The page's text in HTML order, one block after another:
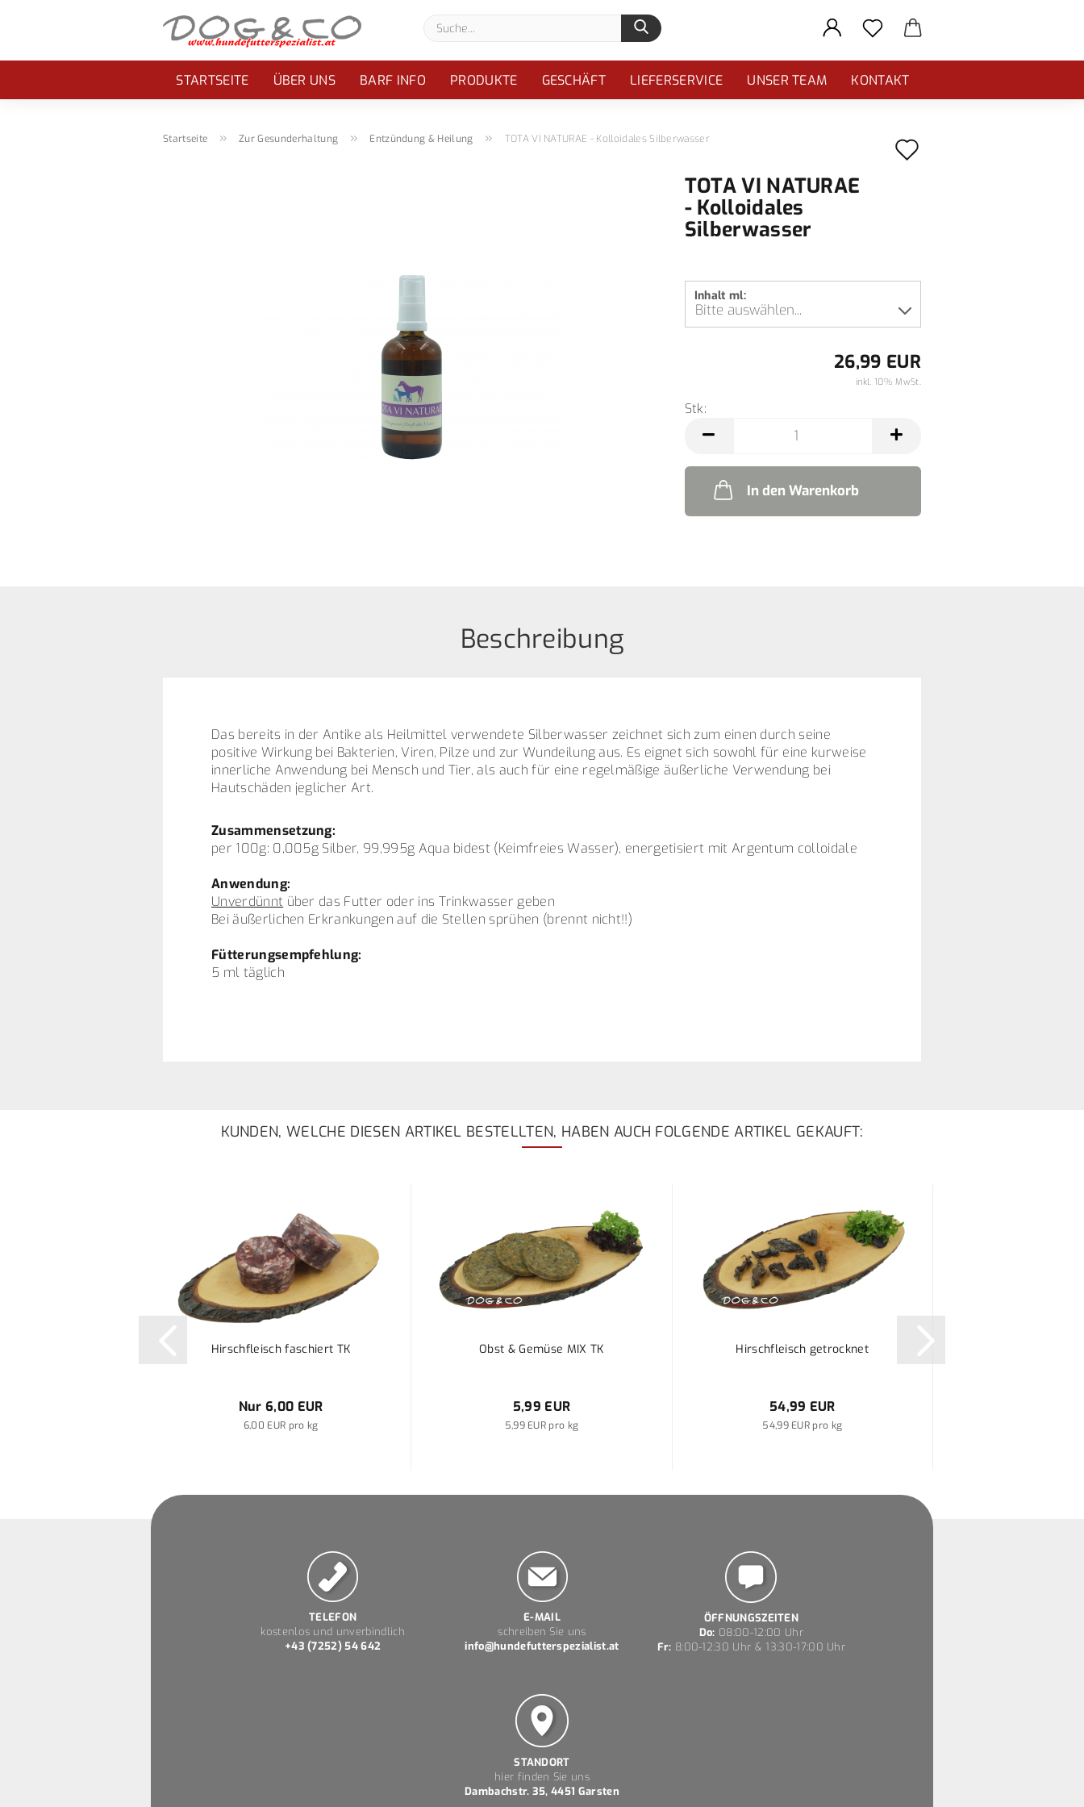
Suche...
STARTSEITE ÜBER UNS BARF INFO PRODUKTE GESCHÄFT LIEFERSERVICE UNSER TEAM KONTAKT
Startseite » Zur Gesunderhaltung » Entzündung & Heilung » TOTA VI NATURAE - Kolloidales Silberwasser
TOTA VI NATURAE
- Kolloidales
Silberwasser
Inhalt ml:
26,99 EUR
inkl. 10% MwSt.
Stk:
Stk
In den Warenkorb
Beschreibung
Das bereits in der Antike als Heilmittel verwendete Silberwasser zeichnet sich zum einen durch seine
positive Wirkung bei Bakterien, Viren, Pilze und zur Wundeilung aus. Es eignet sich sowohl für eine kurweise
innerliche Anwendung bei Mensch und Tier, als auch für eine regelmäßige äußerliche Verwendung bei
Hautschäden jeglicher Art.
Zusammensetzung:
per 100g: 0,005g Silber, 99,995g Aqua bidest (Keimfreies Wasser), energetisiert mit Argentum colloidale
Anwendung:
Unverdünnt über das Futter oder ins Trinkwasser geben
Bei äußerlichen Erkrankungen auf die Stellen sprühen (brennt nicht!!)
Fütterungsempfehlung:
5 ml täglich
KUNDEN, WELCHE DIESEN ARTIKEL BESTELLTEN, HABEN AUCH FOLGENDE ARTIKEL GEKAUFT:
Hirschfleisch faschiert TK
Nur 6,00 EUR
6,00 EUR pro kg
Obst & Gemüse MIX TK
5,99 EUR
5,99 EUR pro kg
Hirschfleisch getrocknet
54,99 EUR
54,99 EUR pro kg
TELEFON
kostenlos und unverbindlich
+43 (7252) 54 642
E-MAIL
schreiben Sie uns
info@hundefutterspezialist.at
ÖFFNUNGSZEITEN
Do: 08:00-12:00 Uhr
Fr: 8:00-12:30 Uhr & 13:30-17:00 Uhr
STANDORT
hier finden Sie uns
Dambachstr. 35, 4451 Garsten